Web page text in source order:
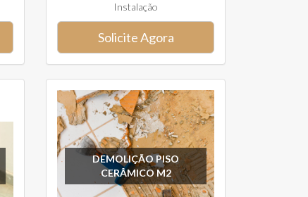
Instalação
Solicite Agora
DEMOLIÇÃO PISO
CERÂMICO M2